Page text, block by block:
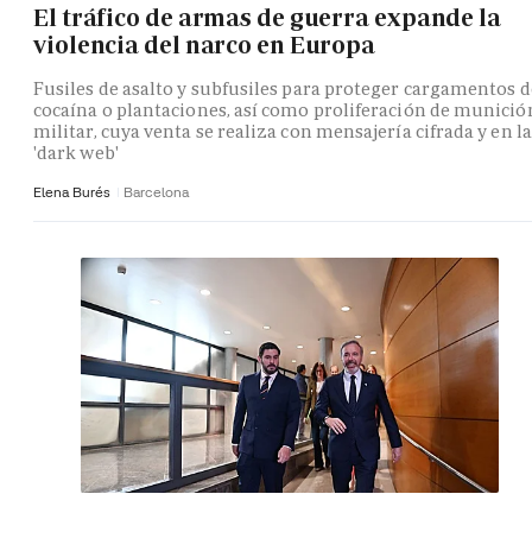
El tráfico de armas de guerra expande la
violencia del narco en Europa
Fusiles de asalto y subfusiles para proteger cargamentos
cocaína o plantaciones, así como proliferación de
militar, cuya venta se realiza con mensajería cifrada y en la
'dark web'
Elena Burés Barcelona